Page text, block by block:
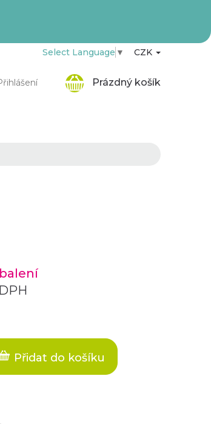
Select Language ▼ CZK
Prázdný košík
Přidat do košíku